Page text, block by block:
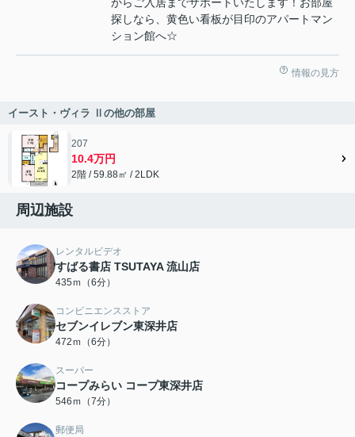
からご入居までサポートいたします！お部屋
探しなら、黄色い看板が目印のアパートマン
ション館へ☆
情報の見方
イースト・ヴィラ Ⅱの他の部屋
207
10.4万円
2階 / 59.88㎡ / 2LDK
周辺施設
レンタルビデオ
すばる書店 TSUTAYA 流山店
435ｍ（6分）
コンビニエンスストア
セブンイレブン東深井店
472ｍ（6分）
スーパー
コープみらい コープ東深井店
546ｍ（7分）
郵便局